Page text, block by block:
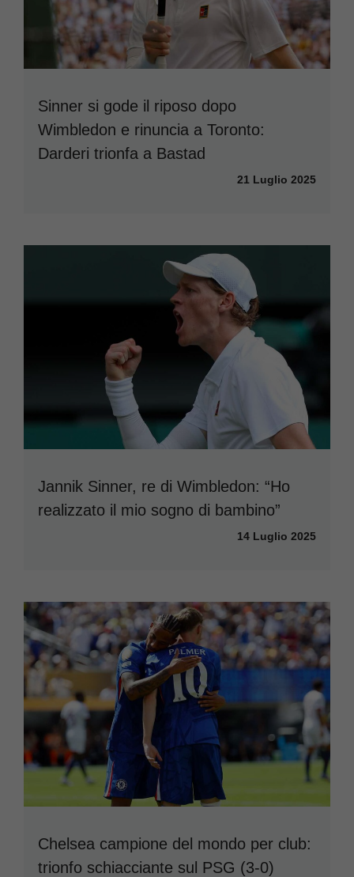
Sinner si gode il riposo dopo
Wimbledon e rinuncia a Toronto:
Darderi trionfa a Bastad
21 Luglio 2025
Jannik Sinner, re di Wimbledon: “Ho
realizzato il mio sogno di bambino”
14 Luglio 2025
Chelsea campione del mondo per club:
trionfo schiacciante sul PSG (3-0)